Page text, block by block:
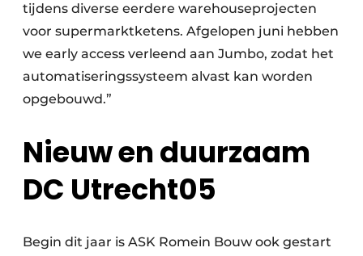
tijdens diverse eerdere warehouseprojecten
voor supermarktketens. Afgelopen juni hebben
we early access verleend aan Jumbo, zodat het
automatiseringssysteem alvast kan worden
opgebouwd.”
Nieuw en duurzaam
DC Utrecht05
Begin dit jaar is ASK Romein Bouw ook gestart